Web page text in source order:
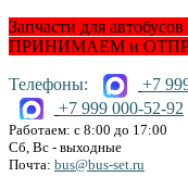
Запчасти для автобусов
ПРИНИМАЕМ и
Телефоны:
+7
+7 999 000-52-92
Работаем: с 8:00 до 17:00
Сб, Вс - выходные
Почта: bus@bus-set.ru